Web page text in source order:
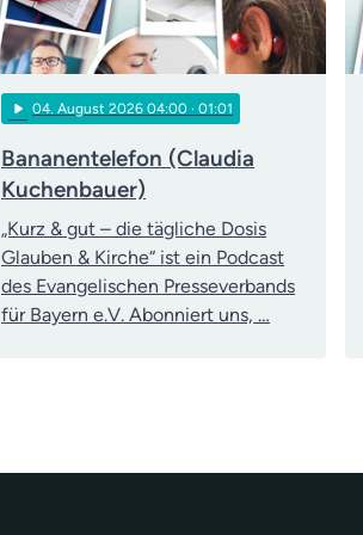
play_arrow 04 . August 2026 04:00 · 01:01
Bananentelefon (Claudia
Kuchenbauer)
„Kurz & gut – die tägliche Dosis
Glauben & Kirche“ ist ein Podcast
des Evangelischen Presseverbands
für Bayern e.V. Abonniert uns, …